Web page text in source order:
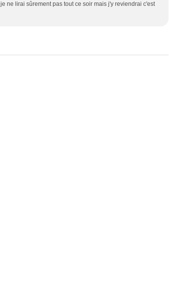
ne lirai sûrement pas tout ce soir mais j'y reviendrai c'est